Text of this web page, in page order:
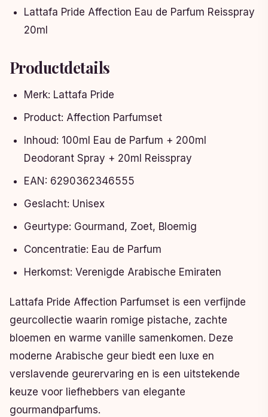
Lattafa Pride Affection Eau de Parfum Reisspray
20ml
Productdetails
Merk: Lattafa Pride
Product: Affection Parfumset
Inhoud: 100ml Eau de Parfum + 200ml
Deodorant Spray + 20ml Reisspray
EAN: 6290362346555
Geslacht: Unisex
Geurtype: Gourmand, Zoet, Bloemig
Concentratie: Eau de Parfum
Herkomst: Verenigde Arabische Emiraten
Lattafa Pride Affection Parfumset is een verfijnde
geurcollectie waarin romige pistache, zachte
bloemen en warme vanille samenkomen. Deze
moderne Arabische geur biedt een luxe en
verslavende geurervaring en is een uitstekende
keuze voor liefhebbers van elegante
gourmandparfums.